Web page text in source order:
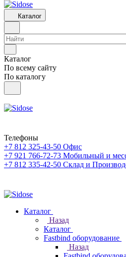
Каталог
Каталог
По всему сайту
По каталогу
Телефоны
+7 812 325-43-50 Офис
+7 921 766-72-73 Мобильный и
+7 812 335-42-50 Склад и
Каталог
Назад
Каталог
Fastbind оборудование
Назад